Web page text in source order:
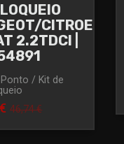
CITROEN/
2.2TDCI |
/ Kit de
46,74 €